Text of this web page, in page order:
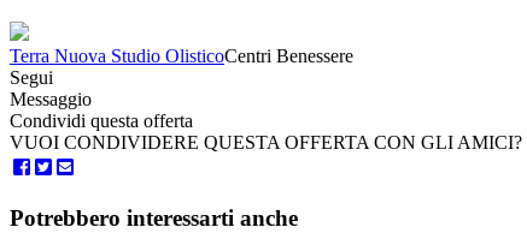
Terra Nuova Studio OlisticoCentri Benessere
Segui
Messaggio
Condividi questa offerta
VUOI CONDIVIDERE QUESTA OFFERTA CON GLI AMICI?
Potrebbero interessarti anche